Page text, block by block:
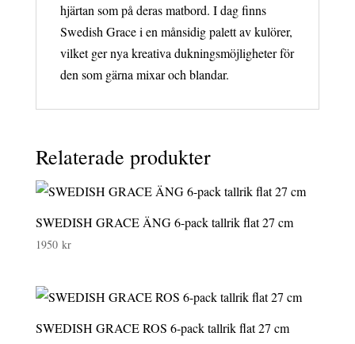
hjärtan som på deras matbord. I dag finns
Swedish Grace i en månsidig palett av kulörer,
vilket ger nya kreativa dukningsmöjligheter för
den som gärna mixar och blandar.
Relaterade produkter
SWEDISH GRACE ÄNG 6-pack tallrik flat 27 cm
1950 kr
SWEDISH GRACE ROS 6-pack tallrik flat 27 cm